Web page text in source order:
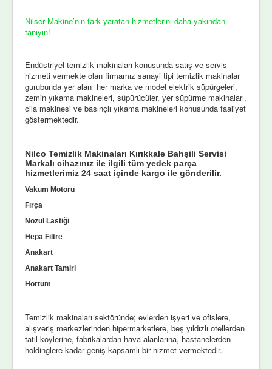
Nilser Makine’nın fark yaratan hizmetlerini daha yakından
tanıyın!
Endüstriyel temizlik makinaları konusunda satış ve servis
hizmeti vermekte olan firmamız sanayi tipi temizlik makinalar
gurubunda yer alan her marka ve model elektrik süpürgeleri,
zemin yıkama makineleri, süpürücüler, yer süpürme makinaları,
cila makinesi ve basınçlı yıkama makineleri konusunda faaliyet
göstermektedir.
Nilco Temizlik Makinaları Kırıkkale Bahşili Servisi
Markalı cihazınız ile ilgili tüm yedek parça
hizmetlerimiz 24 saat içinde kargo ile gönderilir.
Vakum Motoru
Fırça
Nozul Lastiği
Hepa Filtre
Anakart
Anakart Tamiri
Hortum
Temizlik makinaları sektöründe; evlerden işyeri ve ofislere,
alışveriş merkezlerinden hipermarketlere, beş yıldızlı otellerden
tatil köylerine, fabrikalardan hava alanlarına, hastanelerden
holdinglere kadar geniş kapsamlı bir hizmet vermektedir.